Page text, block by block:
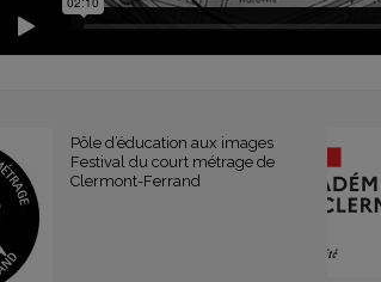
Pôle d’éducation aux images
Festival du court métrage de
Clermont-Ferrand